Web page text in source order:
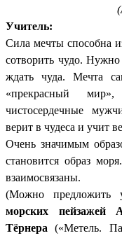
Учитель:
Сила мечты способна
сотворить чудо.
ждать чуда. Мечта
«прекрасный
чистосердечные
верит в чудеса и учит
Очень значимым
становится образ
взаимосвязаны.
(Можно предложить
морских пейзажей
Тёрнера («Метель.